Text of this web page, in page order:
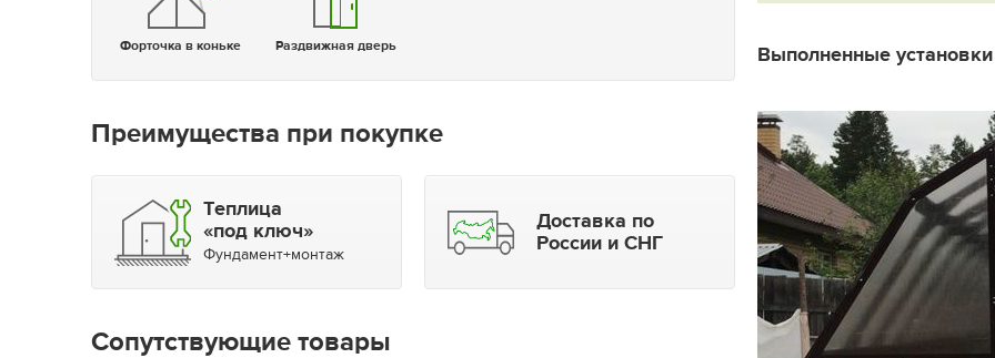
Форточка в коньке Раздвижная дверь
Преимущества при покупке
Теплица
«под ключ»
Фундамент+монтаж
Доставка по
России и СНГ
Сопутствующие товары
Выполненные установки